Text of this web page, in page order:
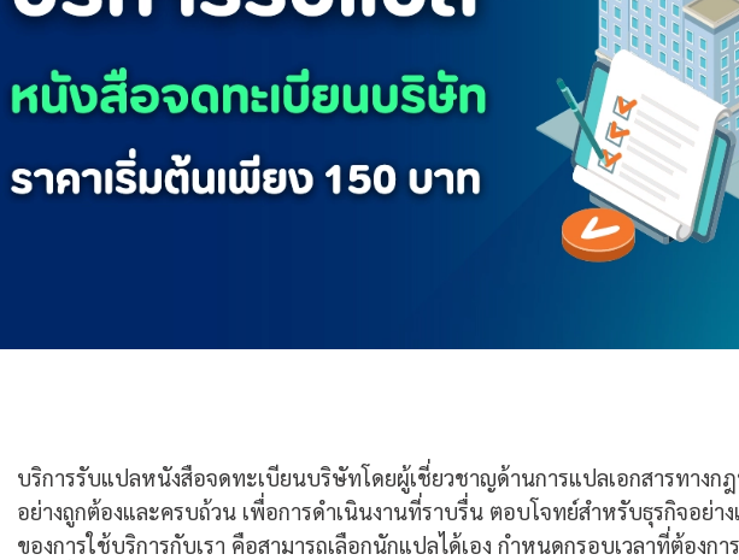
บริการรับแปลหนังสือจดทะเบียนบริษัทโดยผู้เชี่ยวชาญด้านการแปลเอกสารทางก
อย่างถูกต้องและครบถ้วน เพื่อการดำเนินงานที่ราบรื่น ตอบโจทย์สำหรับธุรกิจอย่
ของการใช้บริการกับเรา คือสามารถเลือกนักแปลได้เอง กำหนดกรอบเวลาที่ต้องกา